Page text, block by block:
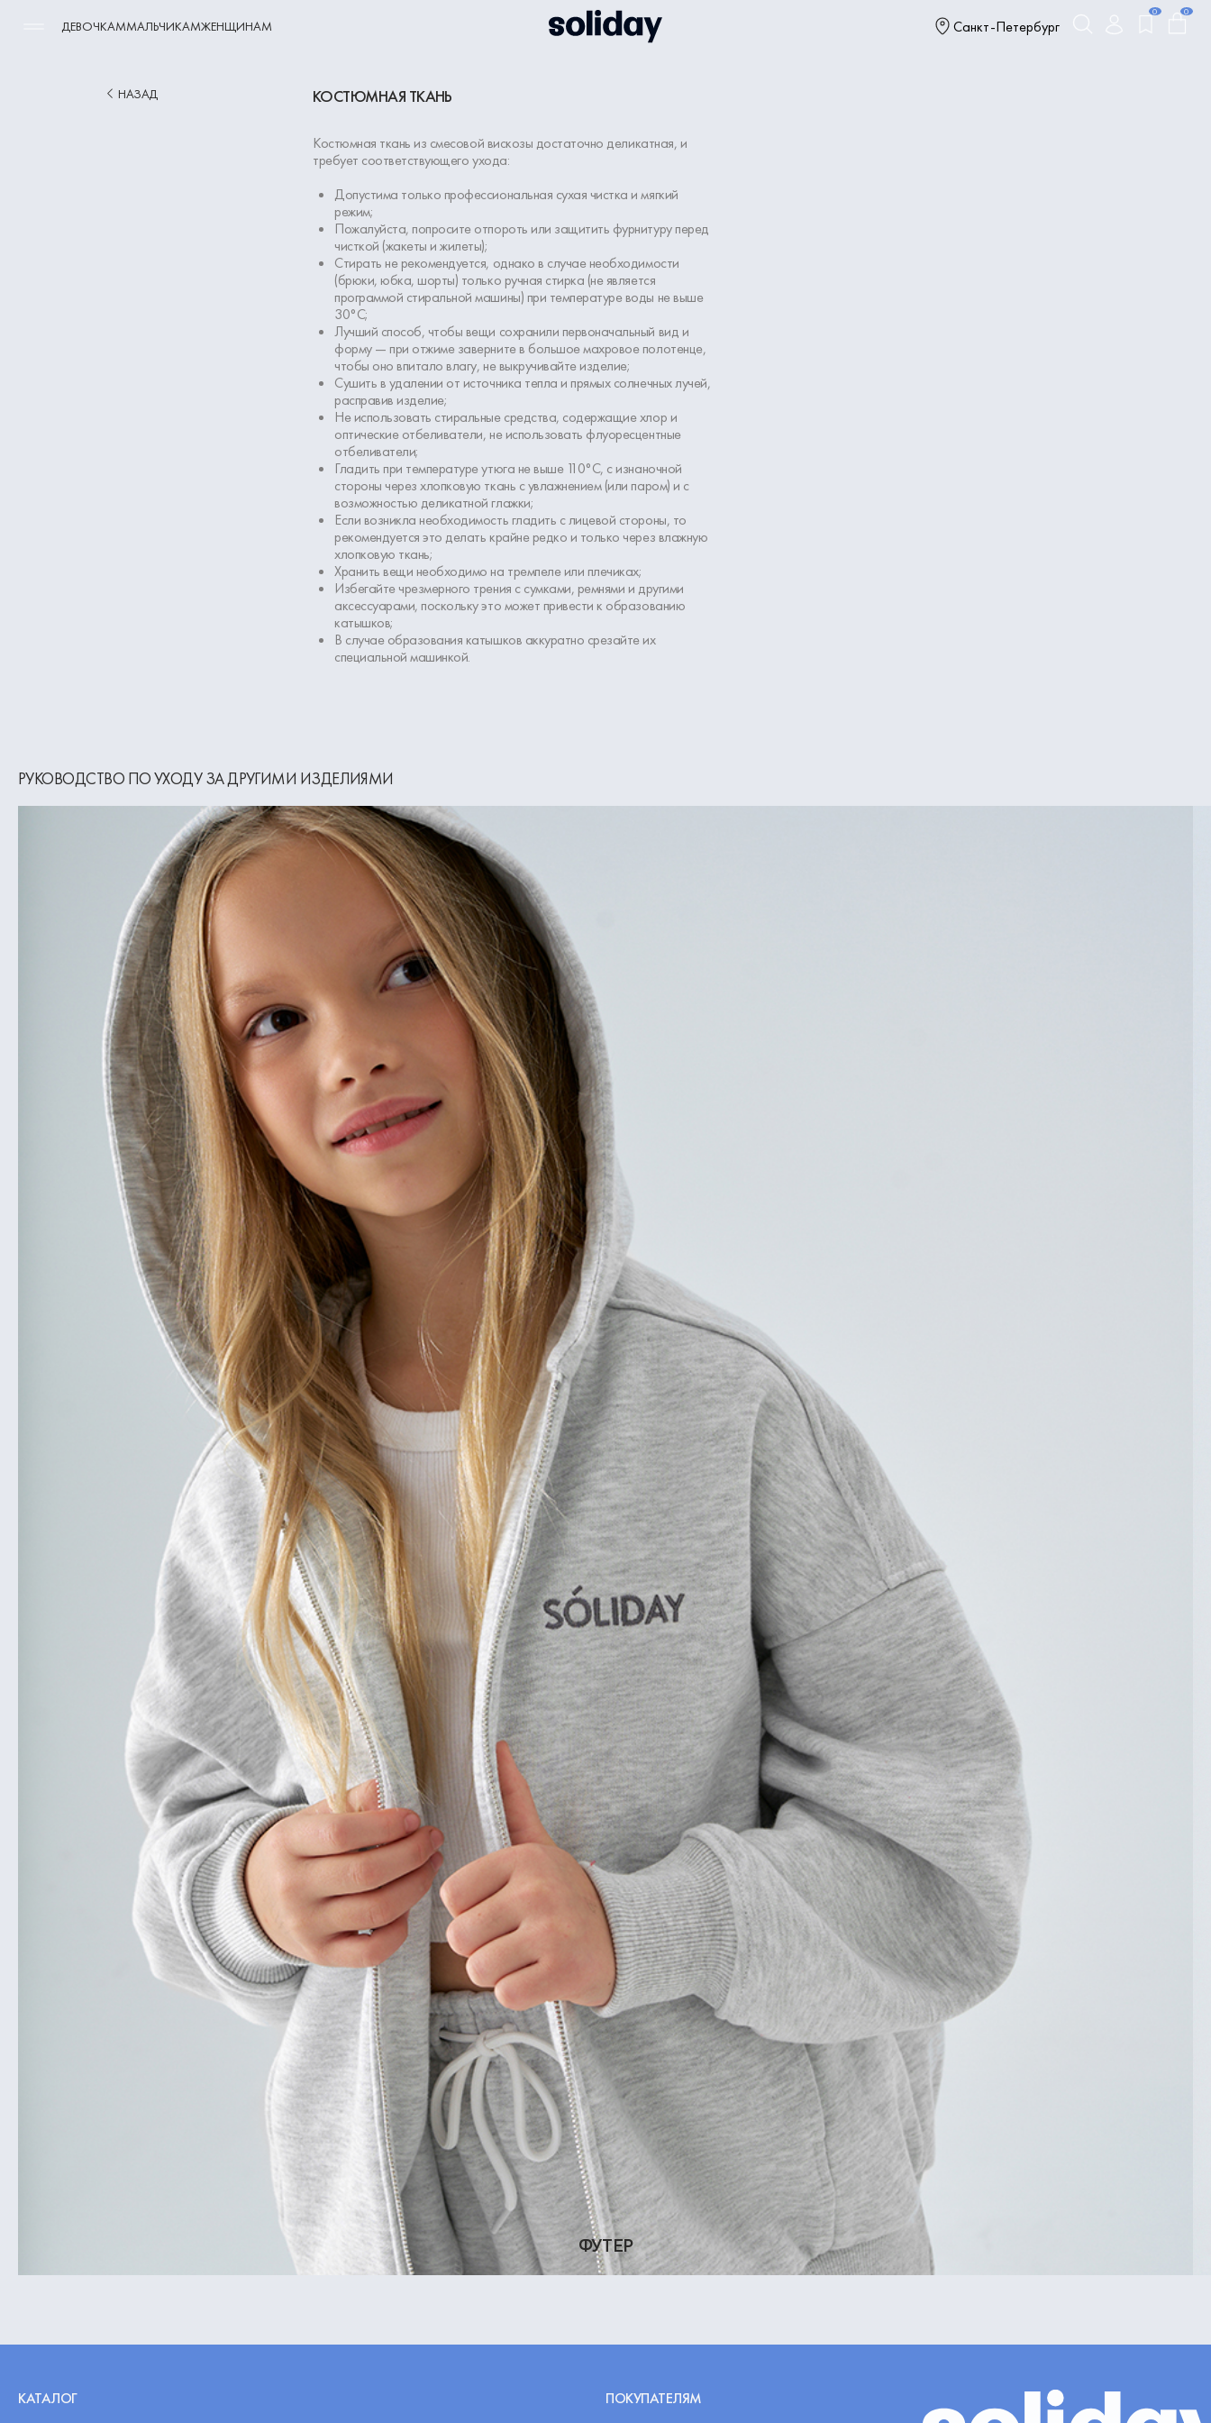
ДЕВОЧКАММАЛЬЧИКАМЖЕНЩИНАМ Санкт-Петербург
0 0
НАЗАД КОСТЮМНАЯ ТКАНЬ
Костюмная ткань из смесовой вискозы достаточно деликатная, и
требует соответствующего ухода:
Допустима только профессиональная сухая чистка и мягкий
режим;
Пожалуйста, попросите отпороть или защитить фурнитуру перед
чисткой (жакеты и жилеты);
Стирать не рекомендуется, однако в случае необходимости
(брюки, юбка, шорты) только ручная стирка (не является
программой стиральной машины) при температуре воды не выше
30°С;
Лучший способ, чтобы вещи сохранили первоначальный вид и
форму — при отжиме заверните в большое махровое полотенце,
чтобы оно впитало влагу, не выкручивайте изделие;
Сушить в удалении от источника тепла и прямых солнечных лучей,
расправив изделие;
Не использовать стиральные средства, содержащие хлор и
оптические отбеливатели, не использовать флуоресцентные
отбеливатели;
Гладить при температуре утюга не выше 110°С, с изнаночной
стороны через хлопковую ткань с увлажнением (или паром) и с
возможностью деликатной глажки;
Если возникла необходимость гладить с лицевой стороны, то
рекомендуется это делать крайне редко и только через влажную
хлопковую ткань;
Хранить вещи необходимо на тремпеле или плечиках;
Избегайте чрезмерного трения с сумками, ремнями и другими
аксессуарами, поскольку это может привести к образованию
катышков;
В случае образования катышков аккуратно срезайте их
специальной машинкой.
РУКОВОДСТВО ПО УХОДУ ЗА ДРУГИМИ ИЗДЕЛИЯМИ
ФУТЕР
КАТАЛОГ ПОКУПАТЕЛЯМ